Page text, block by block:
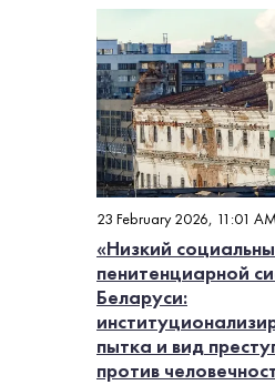
23 February 2026, 11:01 AM
«Низкий
пенитенциарной
Беларуси:
пытка и вид
против